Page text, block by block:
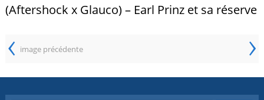
(Aftershock x Glauco) – Earl Prinz et sa réserve
‹ image précédente ›